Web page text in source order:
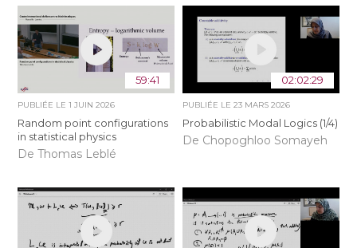
59:41
PUBLIÉE LE1 JUIN 2026
Random point configurations
in statistical physics
De Thomas Leblé
02:02:29
PUBLIÉE LE 23 MARS 2026
Probabilistic Modal Logics (1/4)
De Chopoghloo Somayeh